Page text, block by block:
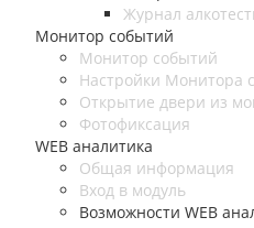
Журнал
Монитор событий
Монитор событий
Настройки Монитора
Открытие двери из
Фотофиксация
WEB аналитика
Общая информация
Вход в модуль
Возможности WEB